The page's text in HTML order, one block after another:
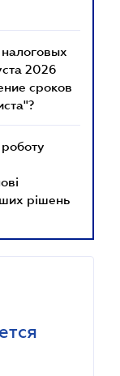
2026
сроков
рішень